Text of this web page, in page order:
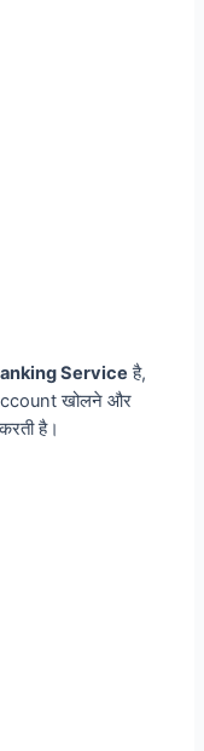
Service है,
account खोलने और
है।